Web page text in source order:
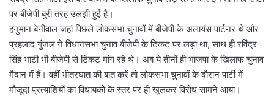
पर बीजेपी बुरी तरह उलझी हुई है।
हनुमान बेनीवाल जहां पिछले लोकसभा चुनावों में बीजेपी के अलायंस पार्टनर थे और
प्रहलाद गुंजल ने विधानसभा चुनाव बीजेपी के टिकट पर लड़ा था, साथ ही रविंद्र
सिंह भाटी भी बीजेपी से टिकट मांग रहे थे। अब ये तीनों ही भाजपा के खिलाफ चुनाव
मैदान में हैं। वहीं भीतरघात की बात करें तो लोकसभा चुनावों के दौरान पार्टी में
मौजूदा प्रत्याशियों का विधायकों के स्तर पर ही खुलकर विरोध सामने आया।